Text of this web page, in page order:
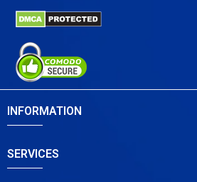
INFORMATION
SERVICES